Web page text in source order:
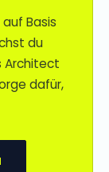
Basis
du
Architect
dafür,